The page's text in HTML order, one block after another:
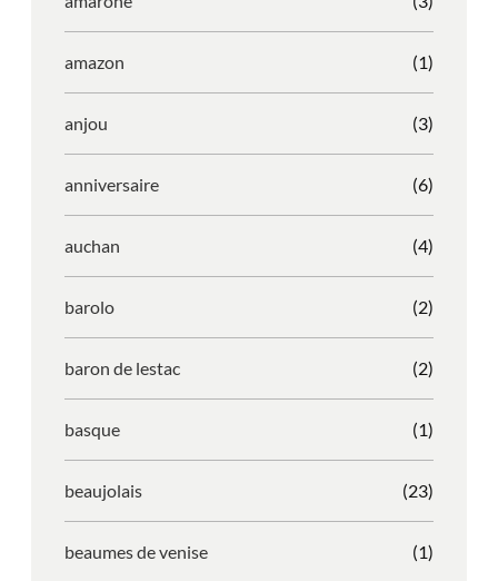
amazon (1)
anjou (3)
anniversaire (6)
auchan (4)
barolo (2)
baron de lestac (2)
basque (1)
beaujolais (23)
beaumes de venise (1)